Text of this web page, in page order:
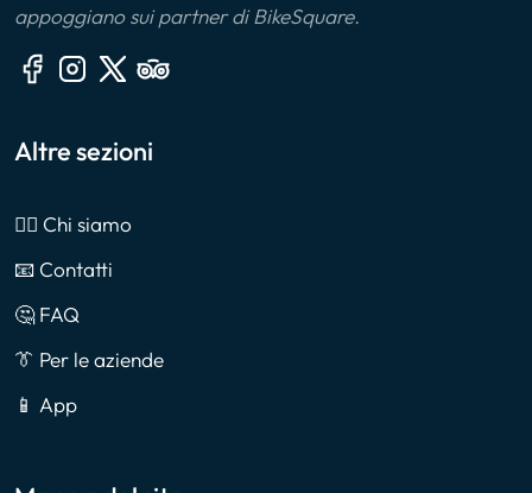
appoggiano sui partner di BikeSquare.
Altre sezioni
🙎‍♂️ Chi siamo
📧 Contatti
🤔 FAQ
👔 Per le aziende
📱 App